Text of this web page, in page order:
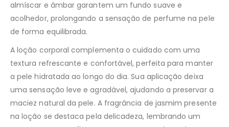
almíscar e âmbar garantem um fundo suave e
acolhedor, prolongando a sensação de perfume na pele
de forma equilibrada.
A loção corporal complementa o cuidado com uma
textura refrescante e confortável, perfeita para manter
a pele hidratada ao longo do dia. Sua aplicação deixa
uma sensação leve e agradável, ajudando a preservar a
maciez natural da pele. A fragrância de jasmim presente
na loção se destaca pela delicadeza, lembrando um